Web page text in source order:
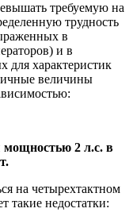
требуемую на
трудность
в
и в
характеристик
величины
мощностью 2 л.с. в
на четырехтактном
такие недостатки: